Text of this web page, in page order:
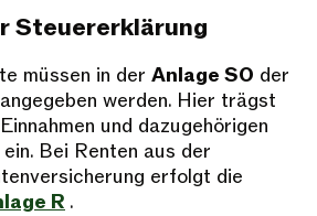
Steuererklärung
müssen in der Anlage SO der
werden. Hier trägst
und dazugehörigen
Bei Renten aus der
erfolgt die
R .